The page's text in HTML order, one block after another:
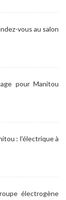
vous au salon
pour Manitou
: l’électrique à
électrogène